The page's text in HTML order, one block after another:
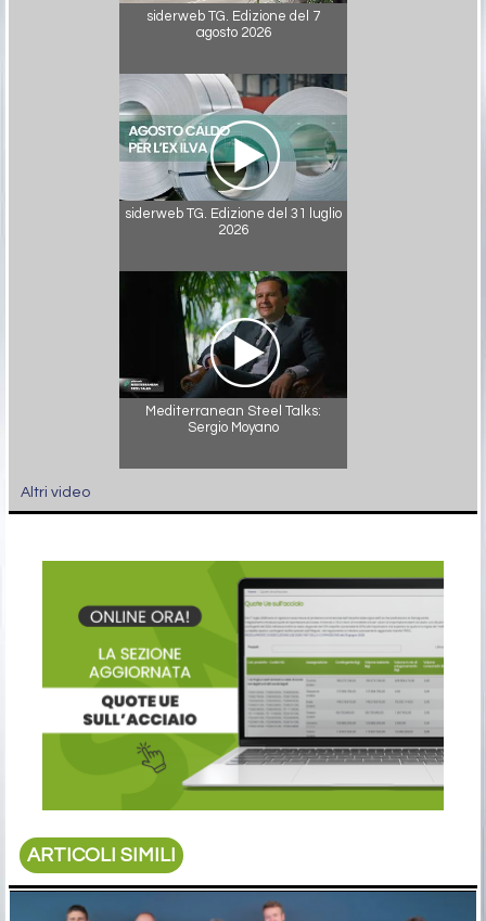
siderweb TG. Edizione del 7
agosto 2026
siderweb TG. Edizione del 31 luglio
2026
Mediterranean Steel Talks:
Sergio Moyano
Altri video
ARTICOLI SIMILI